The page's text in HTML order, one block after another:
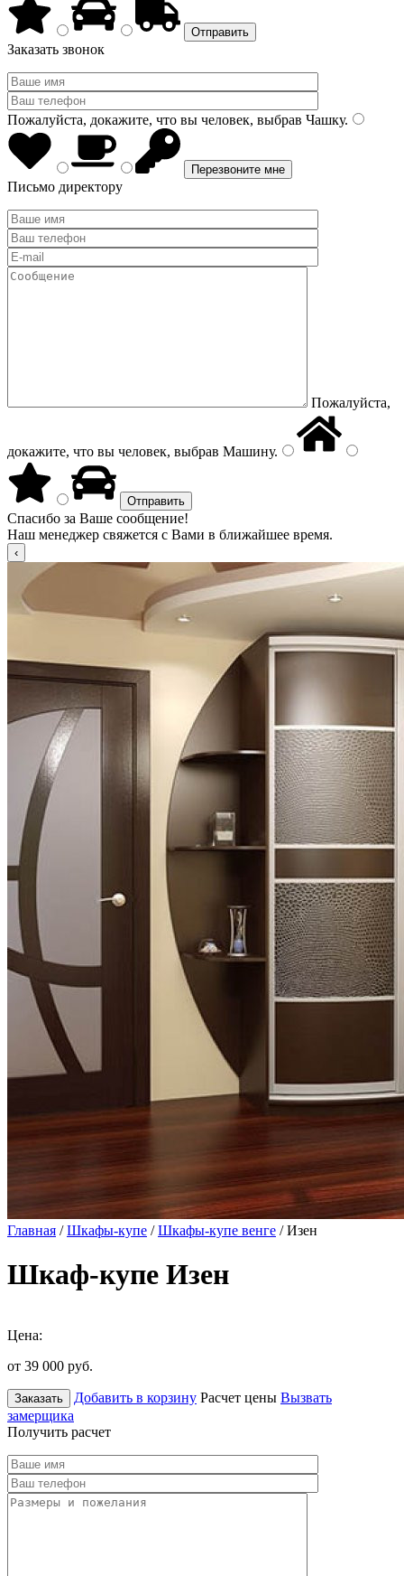
Заказать звонок
Пожалуйста, докажите, что вы человек, выбрав Чашку.
Письмо директору
Пожалуйста,
докажите, что вы человек, выбрав Машину.
Спасибо за Ваше сообщение!
Наш менеджер свяжется с Вами в ближайшее время.
Главная /Шкафы-купе /Шкафы-купе венге / Изен
Шкаф-купе Изен
Цена:
от 39 000 руб.
Заказать Добавить в корзину Расчет цены Вызвать
замерщика
Получить расчет